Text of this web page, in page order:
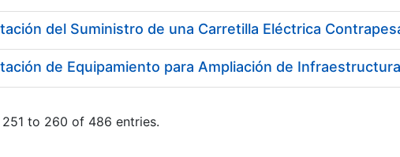
del Suministro de una Carretilla Eléctrica
de Equipamiento para Ampliación de
251 to 260 of 486 entries.